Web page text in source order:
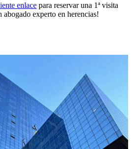
enlace para reservar una 1ª visita
abogado experto en herencias!